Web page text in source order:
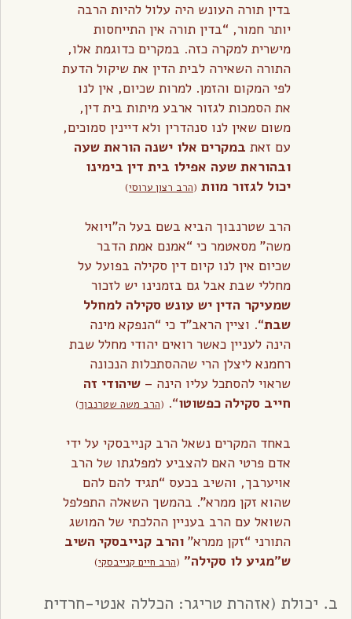
בדין תורה העונש היה עלול להיות הרבה
יותר חמור, “בדין תורה אין התייחסות
מישרית למקרה כזה. במקרים כדוגמת אלו,
התורה השאירה לבית הדין את שיקול הדעת
לפי המקום והזמן. למרות שכיום, אין לנו
את הסמכות לגזור ארבע מיתות בית דין,
משום שאין לנו סנהדרין ולא דיינין סמוכים,
עם זאת במקרים אלו ישנה הוראת שעה
ובהוראת שעה אפילו בית דין בימינו
יכול לגזור מוות (הרב רצון ערוסי)
הרב שטרנבוך הביא בשם בעל ה”ויואל
משה” מסאטמר כי “אמנם אמת הדבר
שכיום אין לנו קיום דין סקילה בפועל על
מחללי שבת אבל גם בזמנינו יש לזכור
שמעיקר הדין יש עונש סקילה למחלל
שבת“. וציין הראב”ד כי “הנפקא מינה
הינה לעניין כאשר רואים יהודי מחלל שבת
רחמנא ליצלן הרי שההסתכלות הנכונה
שראוי להסתכל עליו הינה –שיהודי זה
חייב סקילה כפשוטו“.
(הרב משה שטרנבוך)
באחד המקרים נשאל הרב קנייבסקי על ידי
אדם פרטי האם להצביע למפלגתו של הרב
אויערבך, והשיב בכעס “תגיד להם להם
שהוא זקן ממרא”. בהמשך השאלה התפלפל
השואל עם הרב בעניין ההלכתי של המושג
התורני “זקן ממרא”והרב קנייבסקי השיב
ש”מגיע לו סקילה” (הרב חיים קנייבסקי)
ב. יכולת (אזהרת טריגר: הכללה אנטי-חרדית